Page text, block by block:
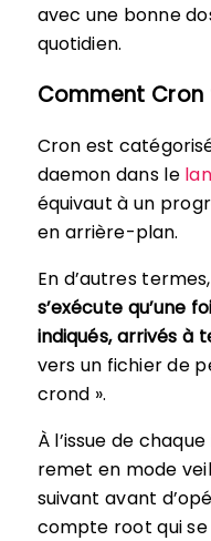
avec une bonne
quotidien.
Comment
Cron est
daemon dans le
équivaut à un
en arrière-plan.
En d’autres termes,
s’exécute qu’une
indiqués, arrivés à
vers un fichier de
crond ».
À l’issue de
remet en mode
suivant avant
compte root qui